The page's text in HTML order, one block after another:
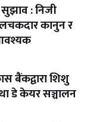
सुझाव : निजी
लचकदार कानुन र
बैंकद्वारा शिशु
डे केयर सञ्चालन